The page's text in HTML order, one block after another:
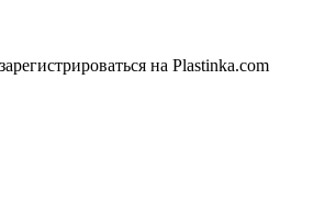
на Plastinka.com